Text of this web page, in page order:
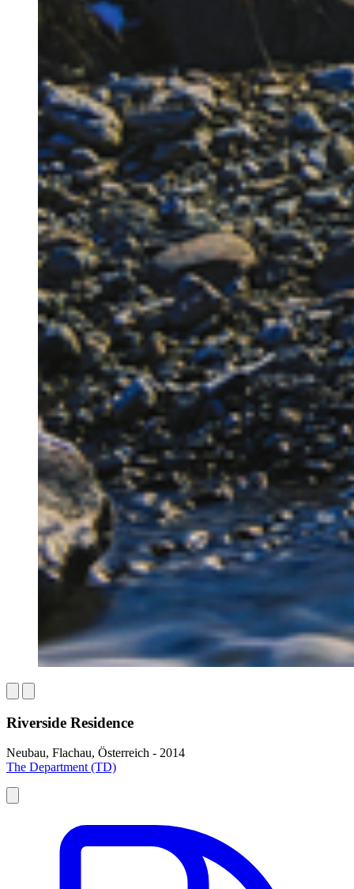
Riverside Residence
Neubau, Flachau, Österreich - 2014
The Department (TD)